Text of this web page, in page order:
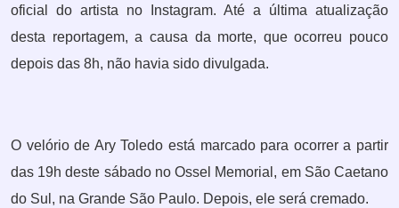
oficial do artista no Instagram. Até a última atualização
desta reportagem, a causa da morte, que ocorreu pouco
depois das 8h, não havia sido divulgada.
O velório de Ary Toledo está marcado para ocorrer a partir
das 19h deste sábado no Ossel Memorial, em São Caetano
do Sul, na Grande São Paulo. Depois, ele será cremado.